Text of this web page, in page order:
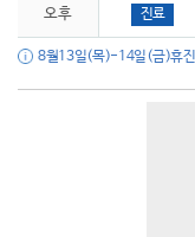
오후 진료
8월13일(목)-14일(금)휴진